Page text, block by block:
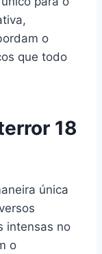
o
que todo
18
única
intensas no
o